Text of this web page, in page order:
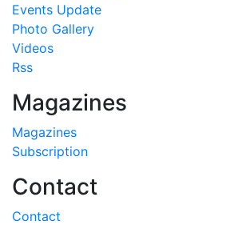
Events Update
Photo Gallery
Videos
Rss
Magazines
Magazines
Subscription
Contact
Contact